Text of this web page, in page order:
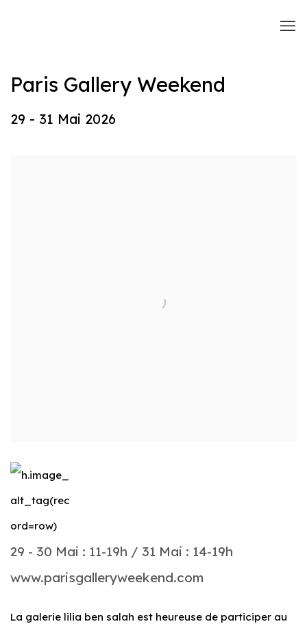
Paris Gallery Weekend
29 - 31 Mai 2026
29 - 30 Mai : 11-19h / 31 Mai : 14-19h
www.parisgalleryweekend.com
La galerie lilia ben salah est heureuse de participer au